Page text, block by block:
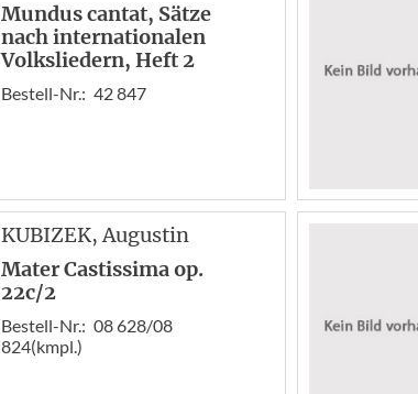
Mundus cantat, Sätze
nach internationalen
Volksliedern, Heft 2
Bestell-Nr.: 42 847
KUBIZEK, Augustin
Mater Castissima op.
22c/2
Bestell-Nr.: 08 628/08
824(kmpl.)